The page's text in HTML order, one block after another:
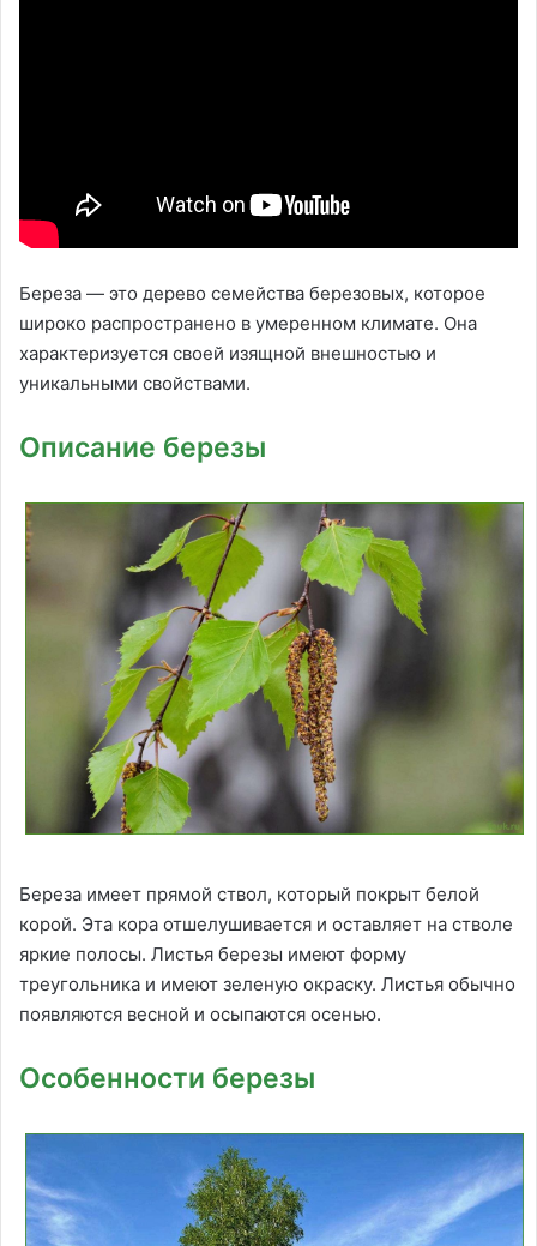
Береза — это дерево семейства березовых, которое
широко распространено в умеренном климате. Она
характеризуется своей изящной внешностью и
уникальными свойствами.
Описание березы
Береза имеет прямой ствол, который покрыт белой
корой. Эта кора отшелушивается и оставляет на стволе
яркие полосы. Листья березы имеют форму
треугольника и имеют зеленую окраску. Листья обычно
появляются весной и осыпаются осенью.
Особенности березы